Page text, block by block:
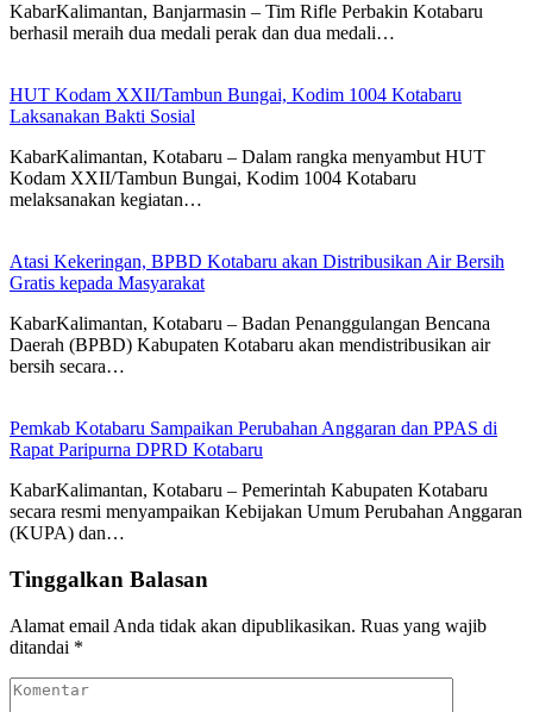
KabarKalimantan, Banjarmasin – Tim Rifle Perbakin Kotabaru
berhasil meraih dua medali perak dan dua medali…
HUT Kodam XXII/Tambun Bungai, Kodim 1004 Kotabaru
Laksanakan Bakti Sosial
KabarKalimantan, Kotabaru – Dalam rangka menyambut HUT
Kodam XXII/Tambun Bungai, Kodim 1004 Kotabaru
melaksanakan kegiatan…
Atasi Kekeringan, BPBD Kotabaru akan Distribusikan Air Bersih
Gratis kepada Masyarakat
KabarKalimantan, Kotabaru – Badan Penanggulangan Bencana
Daerah (BPBD) Kabupaten Kotabaru akan mendistribusikan air
bersih secara…
Pemkab Kotabaru Sampaikan Perubahan Anggaran dan PPAS di
Rapat Paripurna DPRD Kotabaru
KabarKalimantan, Kotabaru – Pemerintah Kabupaten Kotabaru
secara resmi menyampaikan Kebijakan Umum Perubahan Anggaran
(KUPA) dan…
Tinggalkan Balasan
Alamat email Anda tidak akan dipublikasikan. Ruas yang wajib
ditandai *